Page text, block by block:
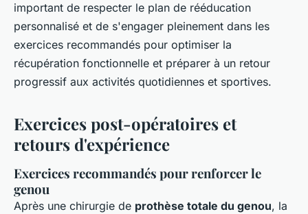
important de respecter le plan de rééducation
personnalisé et de s'engager pleinement dans les
exercices recommandés pour optimiser la
récupération fonctionnelle et préparer à un retour
progressif aux activités quotidiennes et sportives.
Exercices post-opératoires et
retours d'expérience
Exercices recommandés pour renforcer le
genou
Après une chirurgie de prothèse totale du genou, la